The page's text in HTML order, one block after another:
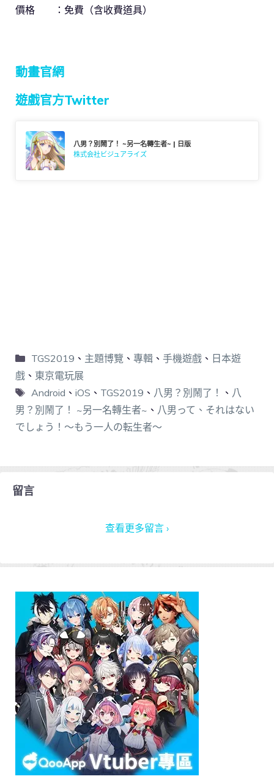
價格 ：免費（含收費道具）
動畫官網
遊戲官方Twitter
八男？別鬧了！ ~另一名轉生者~ | 日版
株式会社ビジュアライズ
TGS2019 、 主題博覽 、 專輯、 手機遊戲、 日本遊
戲 、 東京電玩展
Android 、 iOS 、 TGS2019 、 八男？別鬧了！ 、 八
男？別鬧了！ ~另一名轉生者~ 、 八男って、それはない
でしょう！～もう一人の転生者～
留言
查看更多留言 ›